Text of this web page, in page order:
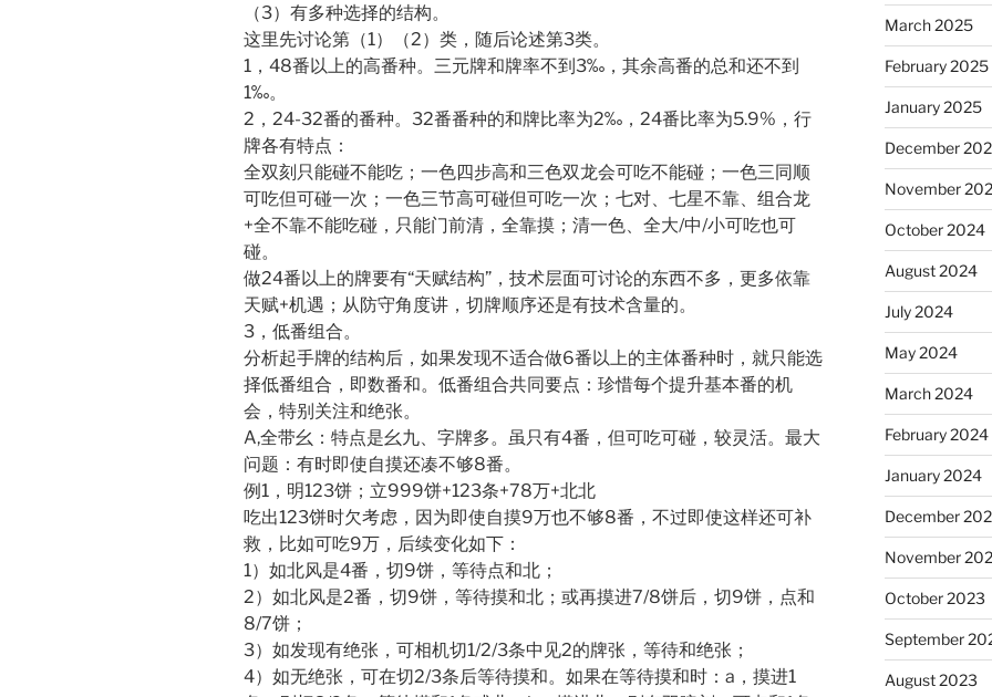
（3）有多种选择的结构。
这里先讨论第（1）（2）类，随后论述第3类。
1，48番以上的高番种。三元牌和牌率不到3‰，其余高番的总和还不到
1‰。
2，24-32番的番种。32番番种的和牌比率为2‰，24番比率为5.9%，行
牌各有特点：
全双刻只能碰不能吃；一色四步高和三色双龙会可吃不能碰；一色三同顺
可吃但可碰一次；一色三节高可碰但可吃一次；七对、七星不靠、组合龙
+全不靠不能吃碰，只能门前清，全靠摸；清一色、全大/中/小可吃也可
碰。
做24番以上的牌要有“天赋结构”，技术层面可讨论的东西不多，更多依靠
天赋+机遇；从防守角度讲，切牌顺序还是有技术含量的。
3，低番组合。
分析起手牌的结构后，如果发现不适合做6番以上的主体番种时，就只能选
择低番组合，即数番和。低番组合共同要点：珍惜每个提升基本番的机
会，特别关注和绝张。
A,全带幺：特点是幺九、字牌多。虽只有4番，但可吃可碰，较灵活。最大
问题：有时即使自摸还凑不够8番。
例1，明123饼；立999饼+123条+78万+北北
吃出123饼时欠考虑，因为即使自摸9万也不够8番，不过即使这样还可补
救，比如可吃9万，后续变化如下：
1）如北风是4番，切9饼，等待点和北；
2）如北风是2番，切9饼，等待摸和北；或再摸进7/8饼后，切9饼，点和
8/7饼；
3）如发现有绝张，可相机切1/2/3条中见2的牌张，等待和绝张；
4）如无绝张，可在切2/3条后等待摸和。如果在等待摸和时：a，摸进1
March 2025
February 2025
January 2025
December
November
October 2024
August 2024
July 2024
May 2024
March 2024
February 2024
January 2024
December
November
October 2023
September
August 2023